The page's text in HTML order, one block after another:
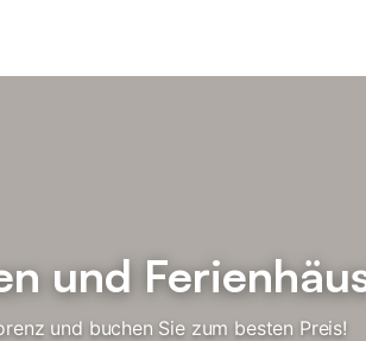
und
und buchen Sie zum besten Preis!